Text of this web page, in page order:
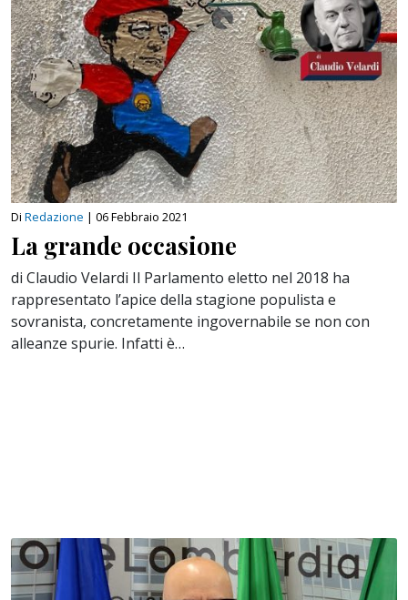
Di Redazione | 06 Febbraio 2021
La grande occasione
di Claudio Velardi Il Parlamento eletto nel 2018 ha
rappresentato l’apice della stagione populista e
sovranista, concretamente ingovernabile se non con
alleanze spurie. Infatti è…